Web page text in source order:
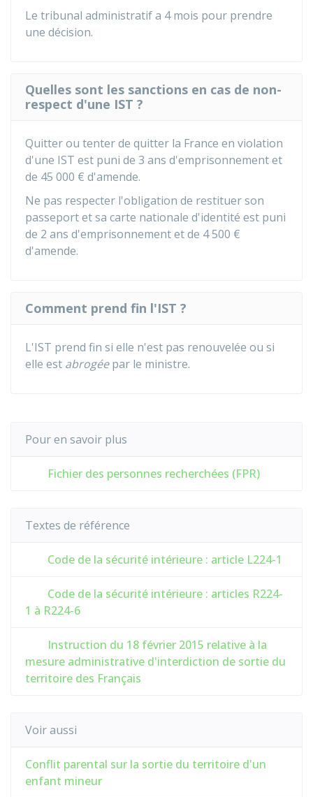
Le tribunal administratif a 4 mois pour prendre
une décision.
Quelles sont les sanctions en cas de non-
respect d'une IST ?
Quitter ou tenter de quitter la France en violation
d'une IST est puni de 3 ans d'emprisonnement et
de 45 000 € d'amende.
Ne pas respecter l'obligation de restituer son
passeport et sa carte nationale d'identité est puni
de 2 ans d'emprisonnement et de 4 500 €
d'amende.
Comment prend fin l'IST ?
L'IST prend fin si elle n'est pas renouvelée ou si
elle est abrogéepar le ministre.
Pour en savoir plus
Fichier des personnes recherchées (FPR)
Textes de référence
Code de la sécurité intérieure : article L224-1
Code de la sécurité intérieure : articles R224-
1 à R224-6
Instruction du 18 février 2015 relative à la
mesure administrative d'interdiction de sortie du
territoire des Français
Voir aussi
Conflit parental sur la sortie du territoire d'un
enfant mineur